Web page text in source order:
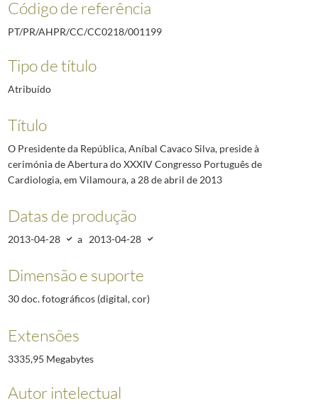
Código de referência
PT/PR/AHPR/CC/CC0218/001199
Tipo de título
Atribuído
Título
O Presidente da República, Aníbal Cavaco Silva, preside à
cerimónia de Abertura do XXXIV Congresso Português de
Cardiologia, em Vilamoura, a 28 de abril de 2013
Datas de produção
2013-04-28 a 2013-04-28
Dimensão e suporte
30 doc. fotográficos (digital, cor)
Extensões
3335,95 Megabytes
Autor intelectual